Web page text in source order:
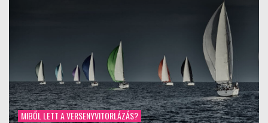
MIBŐL LETT A VERSENYVITORLÁZÁS?